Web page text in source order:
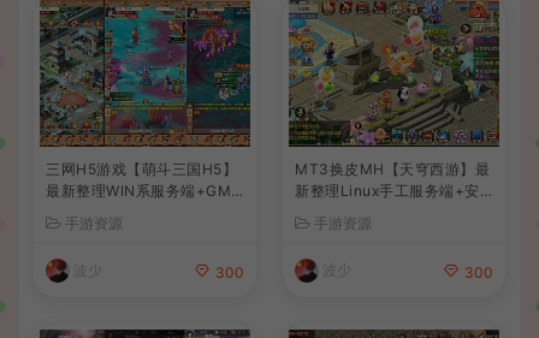
三网H5游戏【萌斗三国H5】
最新整理WIN系服务端+GM
手游资源
波少 300
MT3换皮MH【天穹西游】最
新整理Linux手工服务端+安
建教程+全套源码+视频教程
手游资源
波少 300